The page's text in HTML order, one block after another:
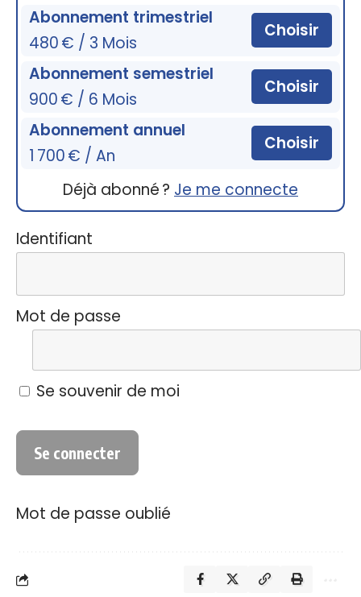
Abonnement trimestriel
480 € / 3 Mois
Choisir
Abonnement semestriel
900 € / 6 Mois
Choisir
Abonnement annuel
1 700 € / An
Choisir
Déjà abonné ? Je me connecte
Identifiant
Mot de passe
Se souvenir de moi
Mot de passe oublié